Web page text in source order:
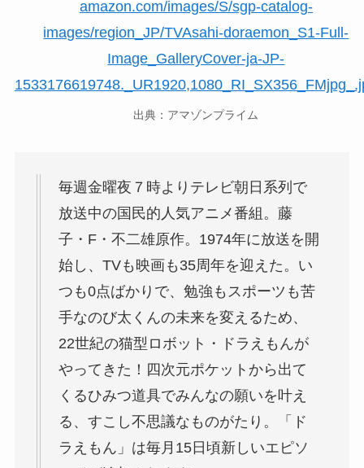
出典：アマゾンプライム
毎週金曜夜７時よりテレビ朝日系列で
放送中の国民的人気アニメ番組。藤
子・F・不二雄原作。1974年に放送を開
始し、TVも映画も35周年を迎えた。い
つも0点ばかりで、勉強もスポーツも苦
手なのび太くんの未来を変えるため、
22世紀の猫型ロボット・ドラえもんが
やってきた！四次元ポケットから出て
くるひみつ道具でみんなの願いを叶え
る、すこし不思議なものがたり。「ド
ラえもん」は毎月15日頃新しいエピソ